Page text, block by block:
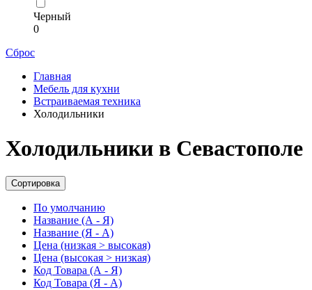
Черный
0
Сброс
Главная
Мебель для кухни
Встраиваемая техника
Холодильники
Холодильники в Севастополе
Сортировка
По умолчанию
Название (А - Я)
Название (Я - А)
Цена (низкая > высокая)
Цена (высокая > низкая)
Код Товара (А - Я)
Код Товара (Я - А)